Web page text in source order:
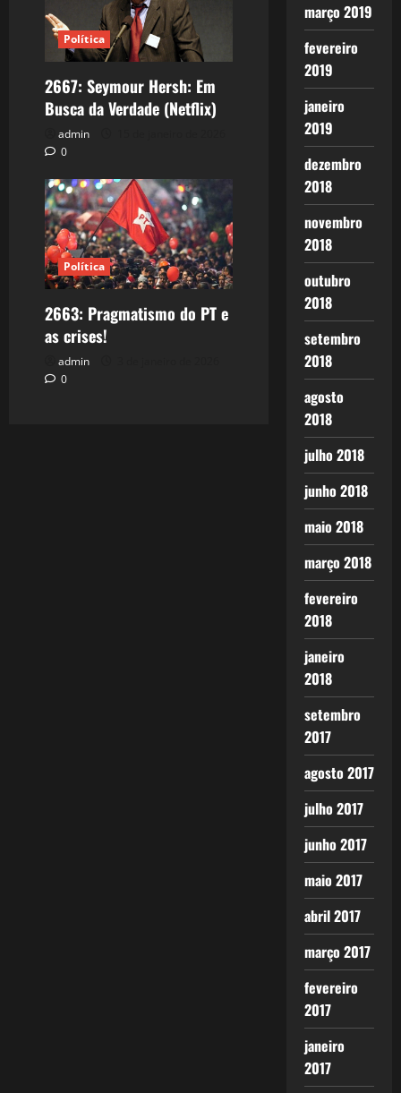
Política
2667: Seymour Hersh: Em
Busca da Verdade (Netflix)
admin
0
Política
2663: Pragmatismo do PT e
as crises!
admin
0
março 2019
fevereiro
2019
janeiro
2019
dezembro
2018
novembro
2018
outubro
2018
setembro
2018
agosto
2018
julho 2018
junho 2018
maio 2018
março 2018
fevereiro
2018
janeiro
2018
setembro
2017
agosto 2017
julho 2017
junho 2017
maio 2017
abril 2017
março 2017
fevereiro
2017
janeiro
2017